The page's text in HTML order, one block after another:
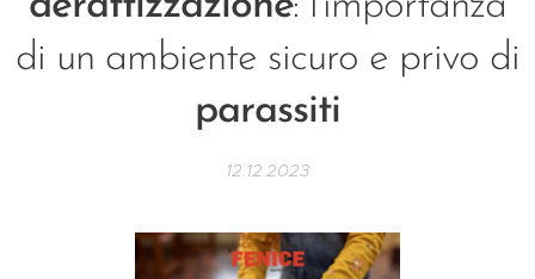
di un ambiente sicuro e privo di
parassiti
12.12.2023